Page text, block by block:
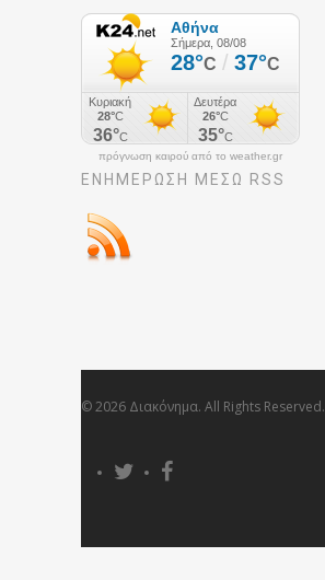
πρόγνωση καιρού από το weather.gr
ΕΝΗΜΈΡΩΣΉ ΜΕΣΩ RSS
© 2026 Διακόνημα. All Rights Reserved.